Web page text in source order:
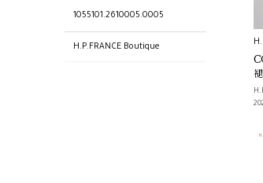
1055101.2610005.0005
H.P.FRANCE Boutique